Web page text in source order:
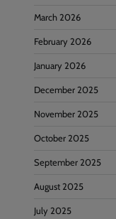
March 2026
February 2026
January 2026
December 2025
November 2025
October 2025
September 2025
August 2025
July 2025